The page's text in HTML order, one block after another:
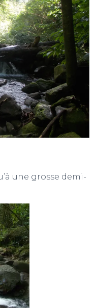
une grosse demi-